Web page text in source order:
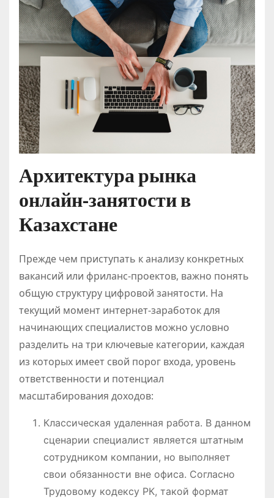
Архитектура рынка
онлайн-занятости в
Казахстане
Прежде чем приступать к анализу конкретных
вакансий или фриланс-проектов, важно понять
общую структуру цифровой занятости. На
текущий момент интернет-заработок для
начинающих специалистов можно условно
разделить на три ключевые категории, каждая
из которых имеет свой порог входа, уровень
ответственности и потенциал
масштабирования доходов:
Классическая удаленная работа. В данном
сценарии специалист является штатным
сотрудником компании, но выполняет
свои обязанности вне офиса. Согласно
Трудовому кодексу РК, такой формат